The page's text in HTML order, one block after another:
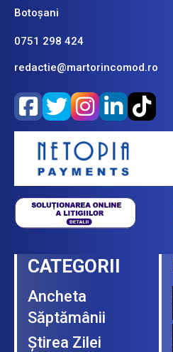
Botoșani
0751 298 424
redactie@martorincomod.ro
CATEGORII
Ancheta
Săptămânii
Ştirea Zilei